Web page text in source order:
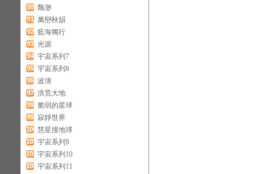
90 飄渺
91 萬巒秋韻
92 藍海獨行
93 光源
94 宇宙系列7
95 宇宙系列8
96 波濤
97 洪荒大地
98 脆弱的星球
99 寂靜世界
100 慧星撞地球
101 宇宙系列9
102 宇宙系列10
103 宇宙系列11